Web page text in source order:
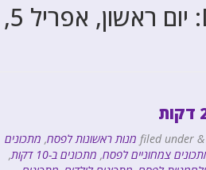
יום ראשון, אפריל 5,
& מנות ראשונות לפסח, מתכונים
צמחוניים לפסח, מתכונים ב-10 דקות
,